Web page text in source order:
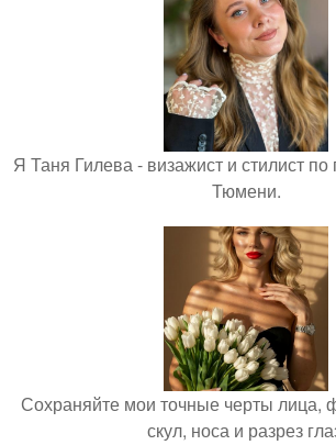
Я Таня Гилева - визажист и стилист по
Тюмени.
Сохраняйте мои точные черты лица,
скул, носа и разрез